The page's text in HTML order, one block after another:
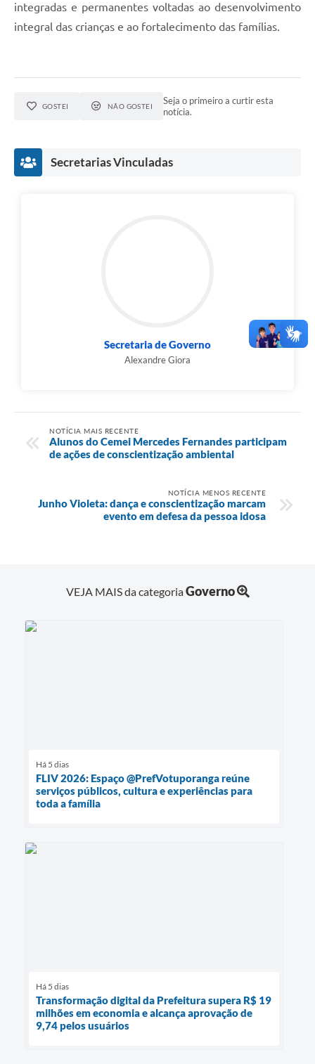
integradas e permanentes voltadas ao desenvolvimento
integral das crianças e ao fortalecimento das famílias.
GOSTEI NÃO GOSTEI
Seja o primeiro a curtir esta
notícia.
Secretarias Vinculadas
Secretaria de Governo
Alexandre Giora
NOTÍCIA MAIS RECENTE
Alunos do Cemei Mercedes Fernandes participam
de ações de conscientização ambiental
NOTÍCIA MENOS RECENTE
Junho Violeta: dança e conscientização marcam
evento em defesa da pessoa idosa
VEJA MAIS da categoriaGoverno
Há 5 dias
FLIV 2026: Espaço @PrefVotuporanga reúne
serviços públicos, cultura e experiências para
toda a família
Há 5 dias
Transformação digital da Prefeitura supera R$ 19
milhões em economia e alcança aprovação de
9,74 pelos usuários